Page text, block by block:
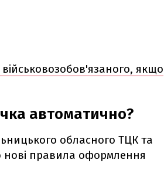
якщо
автоматично?
обласного ТЦК та
нові правила оформлення